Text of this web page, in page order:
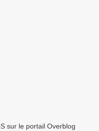
sur le portail Overblog